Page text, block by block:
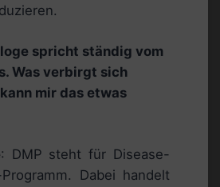
spricht ständig vom
Was verbirgt sich
mir das etwas
: DMP steht für Disease-
Dabei handelt